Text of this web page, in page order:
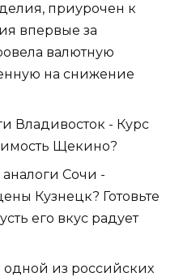
приурочен к
впервые за
валютную
на снижение
Владивосток - Курс
Щекино?
аналоги Сочи -
Кузнецк? Готовьте
его вкус радует
одной из российских